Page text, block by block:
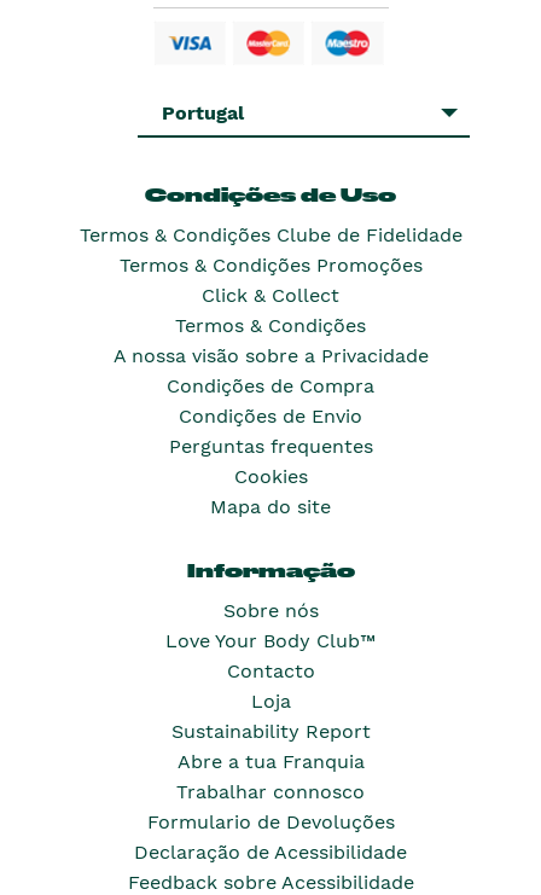
Portugal
Condições de Uso
Termos & Condições Clube de Fidelidade
Termos & Condições Promoções
Click & Collect
Termos & Condições
A nossa visão sobre a Privacidade
Condições de Compra
Condições de Envio
Perguntas frequentes
Cookies
Mapa do site
Informação
Sobre nós
Love Your Body Club™
Contacto
Loja
Sustainability Report
Abre a tua Franquia
Trabalhar connosco
Formulario de Devoluções
Declaração de Acessibilidade
Feedback sobre Acessibilidade